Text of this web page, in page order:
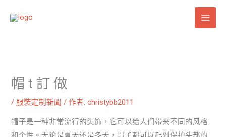
帽 t 訂 做
/ 服裝定制新聞 / 作者:christybb2011
帽子是一种非常流行的头饰，它可以给人们带来不同的风格